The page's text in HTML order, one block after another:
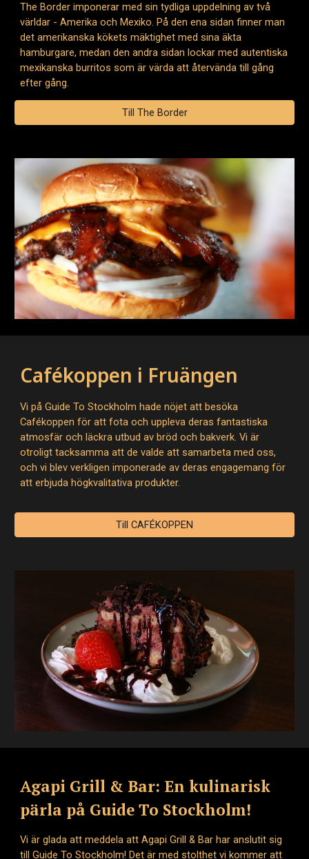
The Border imponerar med sin tydliga uppdelning av två
världar - Amerika och Mexiko. På den ena sidan finner man
det amerikanska kökets mäktighet med sina äkta
hamburgare, medan den andra sidan lockar med autentiska
mexikanska burritos som är värda att återvända till gång
efter gång.
Till The Border
Cafékoppen i Fruängen
Vi på Guide To Stockholm hade nöjet att besöka
Cafékoppen för att fota och uppleva deras fantastiska
atmosfär och läckra utbud av bröd och bakverk. Vi är
otroligt tacksamma att de valde att samarbeta med oss,
och vi blev verkligen imponerade av deras engagemang för
att erbjuda högkvalitativa produkter.
Till CAFÉKOPPEN
Agapi Grill & Bar: En kulinarisk
pärla på Guide To Stockholm!
Vi är glada att meddela att Agapi Grill & Bar har anslutit sig
till Guide To Stockholm! Det är med stolthet vi kommer att